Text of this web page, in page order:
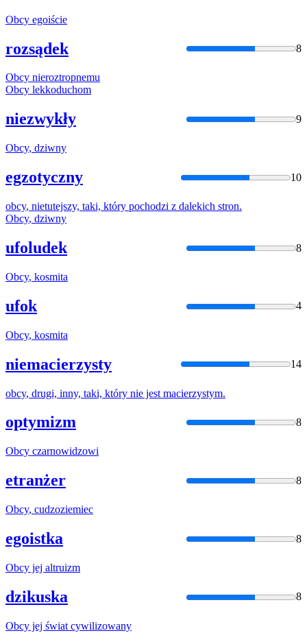
Obcy egoiście
rozsądek 8
Obcy nieroztropnemu
Obcy lekkoduchom
niezwykły 9
Obcy, dziwny
egzotyczny 10
obcy, nietutejszy, taki, który pochodzi z dalekich stron.
Obcy, dziwny
ufoludek 8
Obcy, kosmita
ufok 4
Obcy, kosmita
niemacierzysty 14
obcy, drugi, inny, taki, który nie jest macierzystym.
optymizm 8
Obcy czarnowidzowi
etranżer 8
Obcy, cudzoziemiec
egoistka 8
Obcy jej altruizm
dzikuska 8
Obcy jej świat cywilizowany